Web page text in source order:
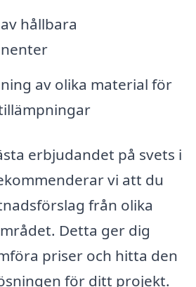
hållbara
av olika material för
erbjudandet på svets i
vi att du
från olika
Detta ger dig
priser och hitta den
för ditt projekt.